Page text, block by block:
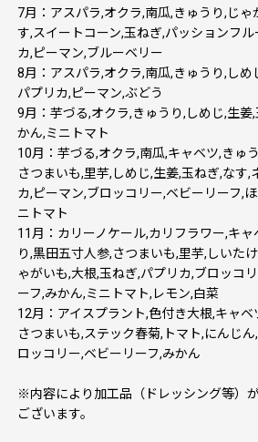
7月：アスパラ,オクラ,南瓜,きゅうり,じゃ
す,スイートコーン,玉ねぎ,パッションフル
カ,ピーマン,ブルーベリー
8月：アスパラ,オクラ,南瓜,きゅうり,しめ
パプリカ,ピーマン,ぶどう
9月：芋づる,オクラ,きゅうり,しめじ,生姜
かん,ミニトマト
10月：芋づる,オクラ,南瓜,キャベツ,きゅ
さつまいも,里芋,しめじ,生姜,玉ねぎ,なす,
カ,ピーマン,ブロッコリー,ベビーリーフ,
ニトマト
11月：カリーノケール,カリフラワー,キャ
り,黒田五寸人参,さつまいも,里芋,しいた
ゃがいも,大根,玉ねぎ,パプリカ,ブロッコ
ーフ,みかん,ミニトマト,レモン,白菜
12月：アイスプラント,色付き大根,キャベ
さつまいも,ステック春菊,トマト,にんじ
ロッコリー,ベビーリーフ,みかん
※内容により加工品（ドレッシング等）
ございます。